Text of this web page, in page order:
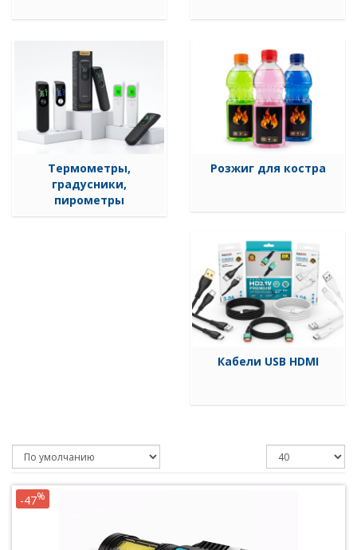
Термометры,
градусники,
пирометры
Розжиг для костра
Кабели USB HDMI
-47%